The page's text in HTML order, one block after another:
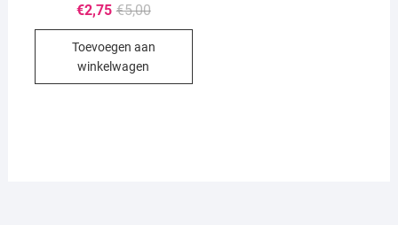
€5,00Oorspronkelijke
€5,00.
€2,75
Huidige
€2,75.
Toevoegen aan
winkelwagen